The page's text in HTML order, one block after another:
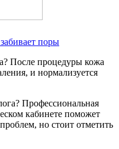
поры
После процедуры кожа
и нормализуется
Профессиональная
кабинете поможет
но стоит отметить